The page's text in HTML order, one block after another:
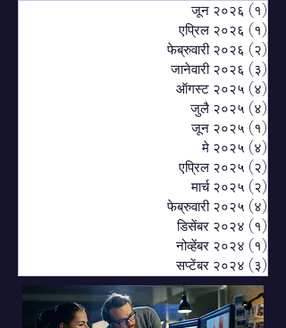
जून २०२६ (१)
एप्रिल २०२६ (१)
फेब्रुवारी २०२६ (२)
जानेवारी २०२६ (३)
ऑगस्ट २०२५ (४)
जुलै २०२५ (४)
जून २०२५ (१)
मे २०२५ (४)
एप्रिल २०२५ (२)
मार्च २०२५ (२)
फेब्रुवारी २०२५ (४)
डिसेंबर २०२४ (१)
नोव्हेंबर २०२४ (१)
सप्टेंबर २०२४ (३)